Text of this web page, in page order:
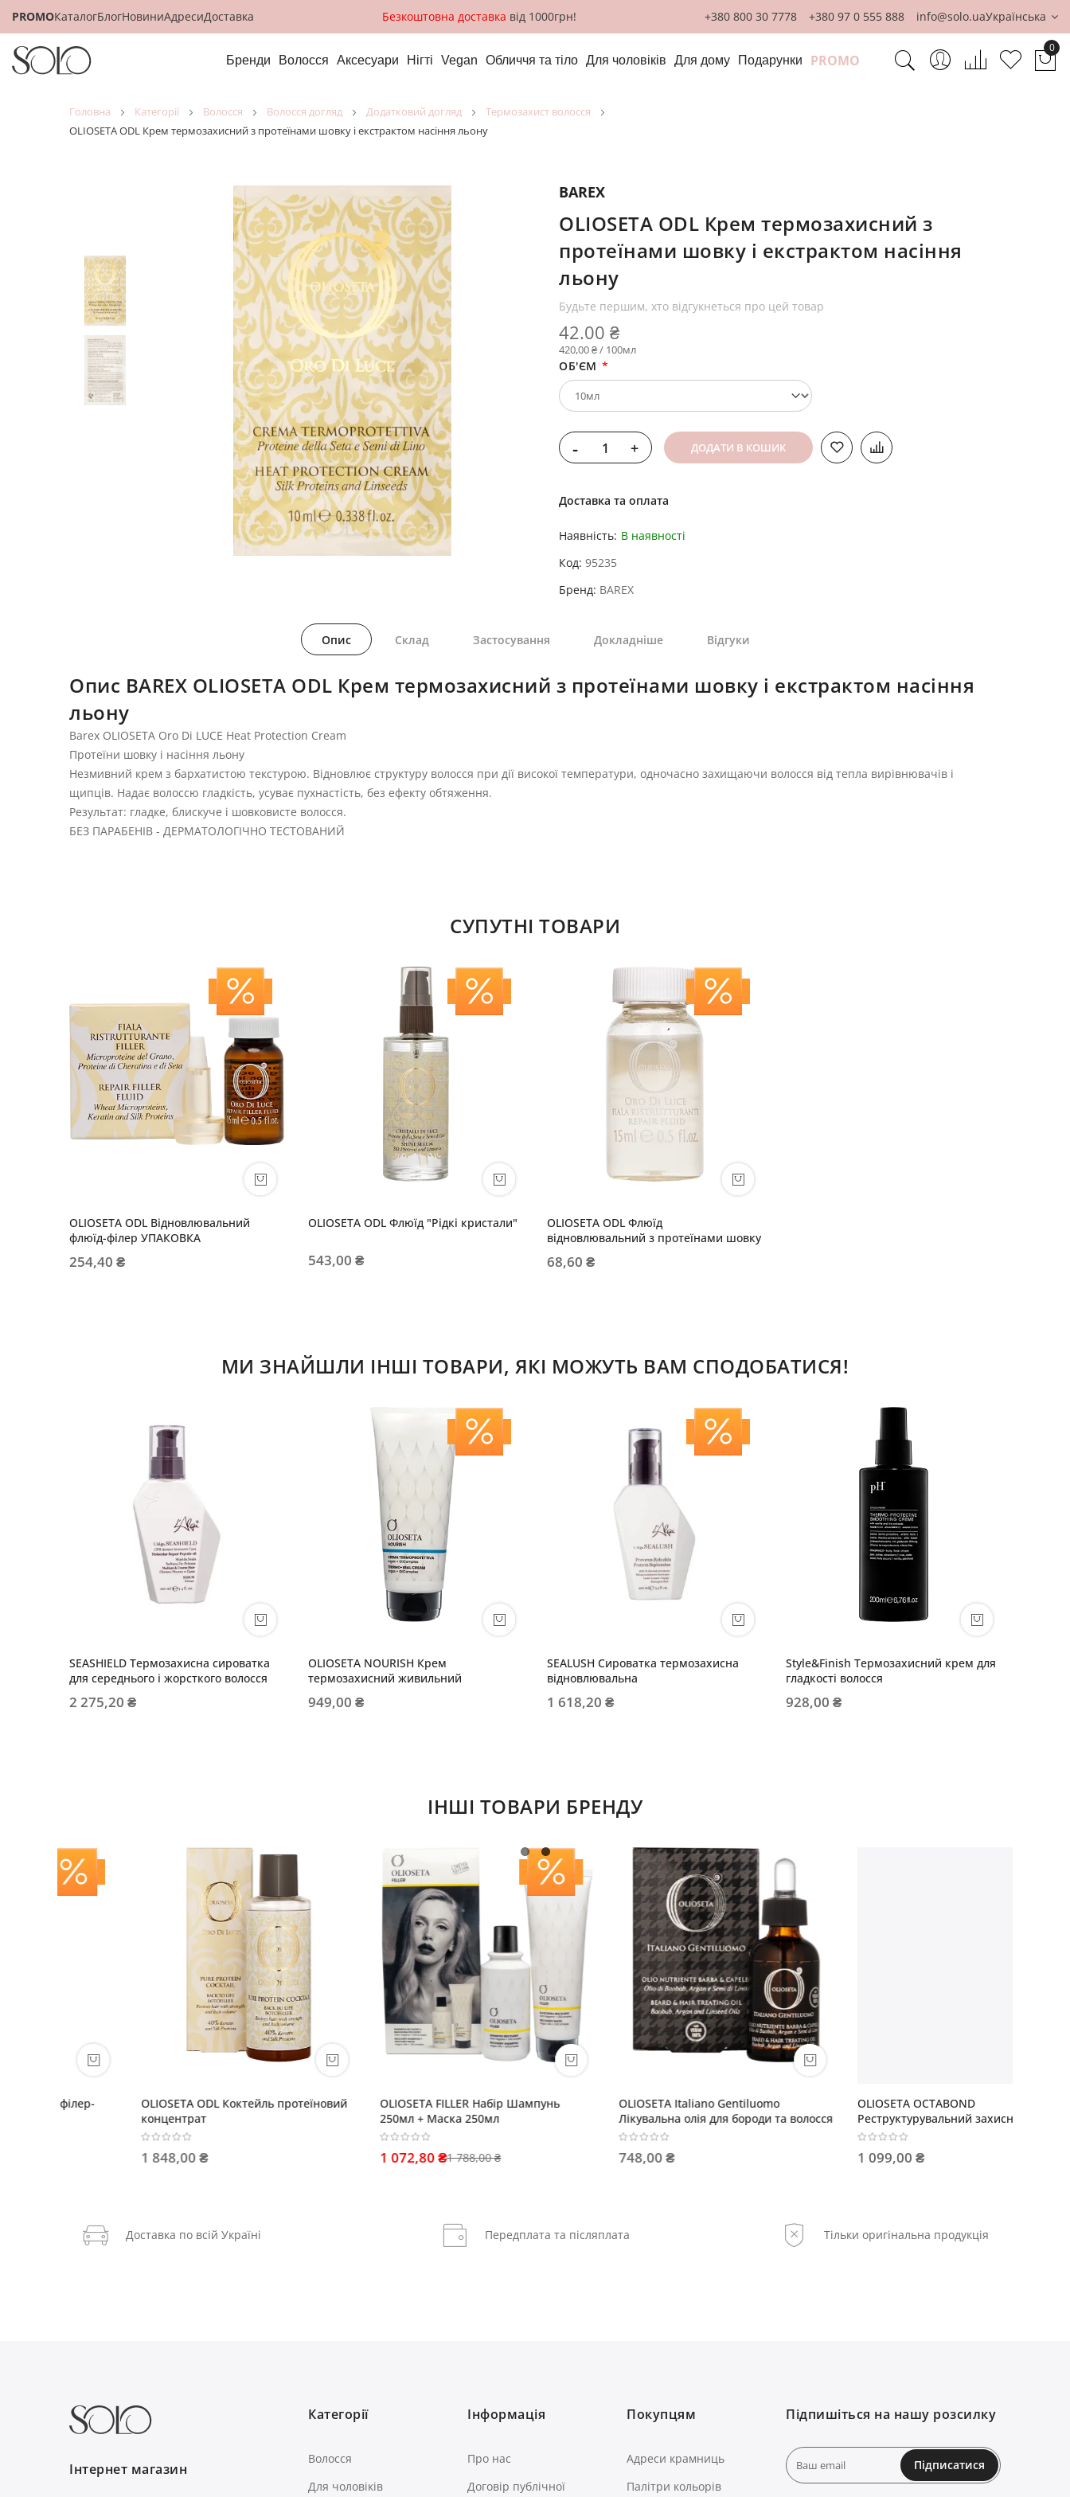
PROMOКаталогБлогНовиниАдресиДоставка Безкоштовна доставка від 1000грн! +380 800 30 7778 +380 97 0 555 888 info@solo.uaУкраїнська
Бренди Волосся Аксесуари Нігті Vegan Обличчя та тіло Для чоловіків Для дому Подарунки PROMO
0
головна категорії волосся волосся догляд додатковий догляд
термозахист волосся
OLIOSETA ODL Крем термозахисний з протеїнами шовку і екстрактом насіння льону
BAREX
OLIOSETA ODL Крем термозахисний з
протеїнами шовку і екстрактом насіння
льону
Будьте першим, хто відгукнеться про цей товар
42.00 ₴
420,00 ₴ / 100мл
ОБ'ЄМ
- + ДОДАТИ В КОШИК
Доставка та оплата
Наявність: В наявності
Код 95235
Бренд BAREX
Опис
Опис BAREX OLIOSETA ODL Крем термозахисний з протеїнами шовку і екстрактом насіння
льону
Barex OLIOSETA Oro Di LUCE Heat Protection Cream
Протеїни шовку і насіння льону
Незмивний крем з бархатистою текстурою. Відновлює структуру волосся при дії високої температури, одночасно захищаючи волосся від тепла вирівнювачів і
щипців. Надає волоссю гладкість, усуває пухнастість, без ефекту обтяження.
Результат: гладке, блискуче і шовковисте волосся.
БЕЗ ПАРАБЕНІВ - ДЕРМАТОЛОГІЧНО ТЕСТОВАНИЙ
Склад Застосування Докладніше Відгуки
СУПУТНІ ТОВАРИ
OLIOSETA ODL Відновлювальний
флюїд-філер УПАКОВКА
254,40 ₴
OLIOSETA ODL Флюїд "Рідкі кристали"
543,00 ₴
OLIOSETA ODL Флюїд
відновлювальний з протеїнами шовку
68,60 ₴
МИ ЗНАЙШЛИ ІНШІ ТОВАРИ, ЯКІ МОЖУТЬ ВАМ СПОДОБАТИСЯ!
SEASHIELD Термозахисна сироватка
для середнього і жорсткого волосся
2 275,20 ₴
OLIOSETA NOURISH Крем
термозахисний живильний
949,00 ₴
SEALUSH Сироватка термозахисна
відновлювальна
1 618,20 ₴
Style&Finish Термозахисний крем для
гладкості волосся
928,00 ₴
ІНШІ ТОВАРИ БРЕНДУ
OLIOSETA ODL Коктейль протеїновий
OLIOSETA FILLER Набір Шампунь
250мл + Маска 250мл
1 788,00 ₴
OLIOSETA Italiano Gentiluomo
Лікувальна олія для бороди та волосся
OLIOSETA OCTABOND
Реструктурувальний захисний спрей
Доставка по всій Україні Передплата та післяплата Тільки оригінальна продукція
Інтернет магазин
Категорії
Волосся
Для чоловіків
Інформація
Про нас
Договір публічної
Покупцям
Адреси крамниць
Палітри кольорів
Підпишіться на нашу розсилку
Підписатися